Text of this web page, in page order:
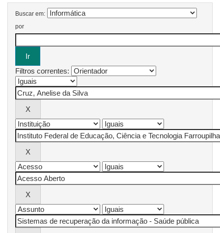
Buscar em:
por
Filtros correntes: